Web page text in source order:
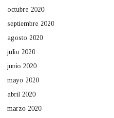
octubre 2020
septiembre 2020
agosto 2020
julio 2020
junio 2020
mayo 2020
abril 2020
marzo 2020